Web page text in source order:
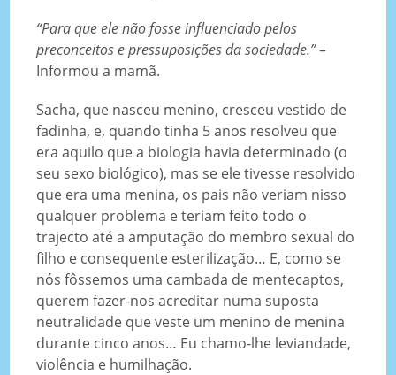
“Para que ele não fosse influenciado pelos
preconceitos e pressuposições da sociedade.”–
Informou a mamã.
Sacha, que nasceu menino, cresceu vestido de
fadinha, e, quando tinha 5 anos resolveu que
era aquilo que a biologia havia determinado (o
seu sexo biológico), mas se ele tivesse resolvido
que era uma menina, os pais não veriam nisso
qualquer problema e teriam feito todo o
trajecto até a amputação do membro sexual do
filho e consequente esterilização… E, como se
nós fôssemos uma cambada de mentecaptos,
querem fazer-nos acreditar numa suposta
neutralidade que veste um menino de menina
durante cinco anos… Eu chamo-lhe leviandade,
violência e humilhação.